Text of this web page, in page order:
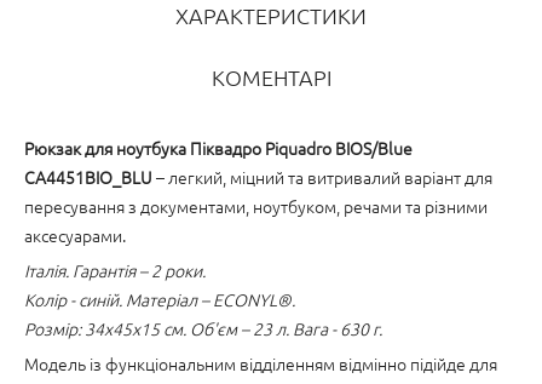
ХАРАКТЕРИСТИКИ
КОМЕНТАРІ
Рюкзак для ноутбука Піквадро Piquadro BIOS/Blue
CA4451BIO_BLU – легкий, міцний та витривалий варіант для
пересування з документами, ноутбуком, речами та різними
аксесуарами.
Італія. Гарантія – 2 роки.
Колір - синій. Матеріал – ECONYL®.
Розмір: 34x45x15 см. Об'єм – 23 л. Вага - 630 г.
Модель із функціональним відділенням відмінно підійде для